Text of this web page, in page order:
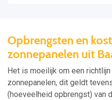
Opbrengsten en
zonnepanelen uit
Het is moeilijk om een
zonnepanelen, dit geldt
(hoeveelheid opbrengst) van